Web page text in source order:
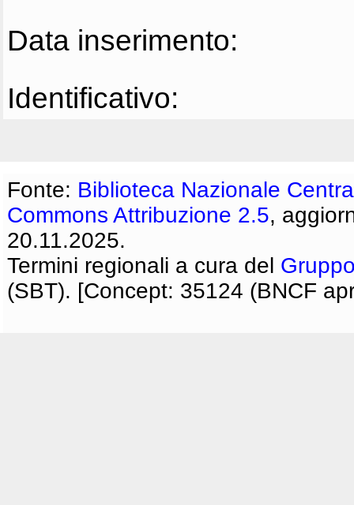
Data inserimento:
Identificativo:
Fonte: Biblioteca Nazionale
Commons Attribuzione 2.5,
20.11.2025.
Termini regionali a cura del
(SBT). [Concept: 35124 (BNCF